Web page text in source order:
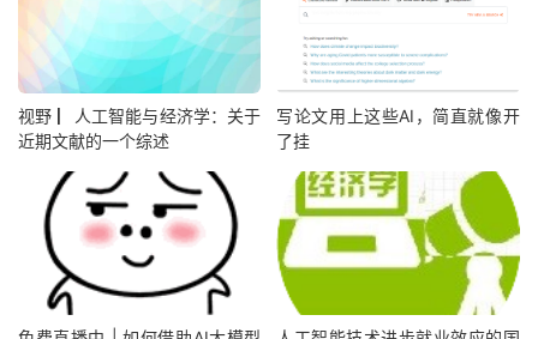
视野 ▏人工智能与经济学：关于
近期文献的一个综述
写论文用上这些AI，简直就像开
了挂